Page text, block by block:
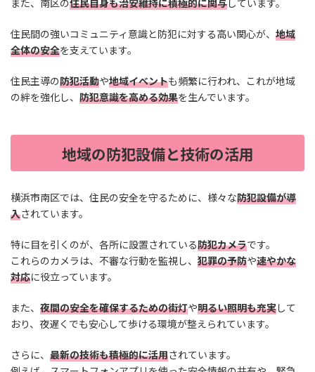
また、南区の住民自身も治安維持に積極的に関与しています。
住民間の強いコミュニティ意識と防犯に対する高い関心が、 地域
全体の安全を支えています。
住民主導の防犯活動や地域イベントも頻繁に行われ、これが地域
の絆を強化し、 防犯意識を高める効果を生んでいます。
地域の防犯設備と技術の活用
横浜市南区では、住民の安全を守るために、様々な防犯設備が導
入されています。
特に目を引くのが、各所に設置されている防犯カメラです。
これらのカメラは、不審な行動を監視し、 犯罪の予防や速やかな
対応に役立っています。
また、 夜間の安全を確保するための街灯や明るい照明も充実して
おり、夜遅くでも安心して歩ける環境が整えられています。
さらに、 最新の技術も積極的に活用されています。